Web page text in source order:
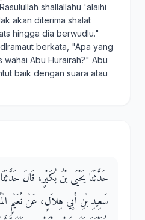
shallallahu 'alaihi
akan diterima shalat
hingga dia berwudlu."
berkata, "Apa yang
Abu Hurairah?" Abu
baik dengan suara atau
حَدَّثَنَا يَحْيَى بْنُ بُكَيْرٍ، قَالَ
سَعِيدِ بْنِ أَبِي هِلاَلٍ، عَنْ نُعَيْمٍ